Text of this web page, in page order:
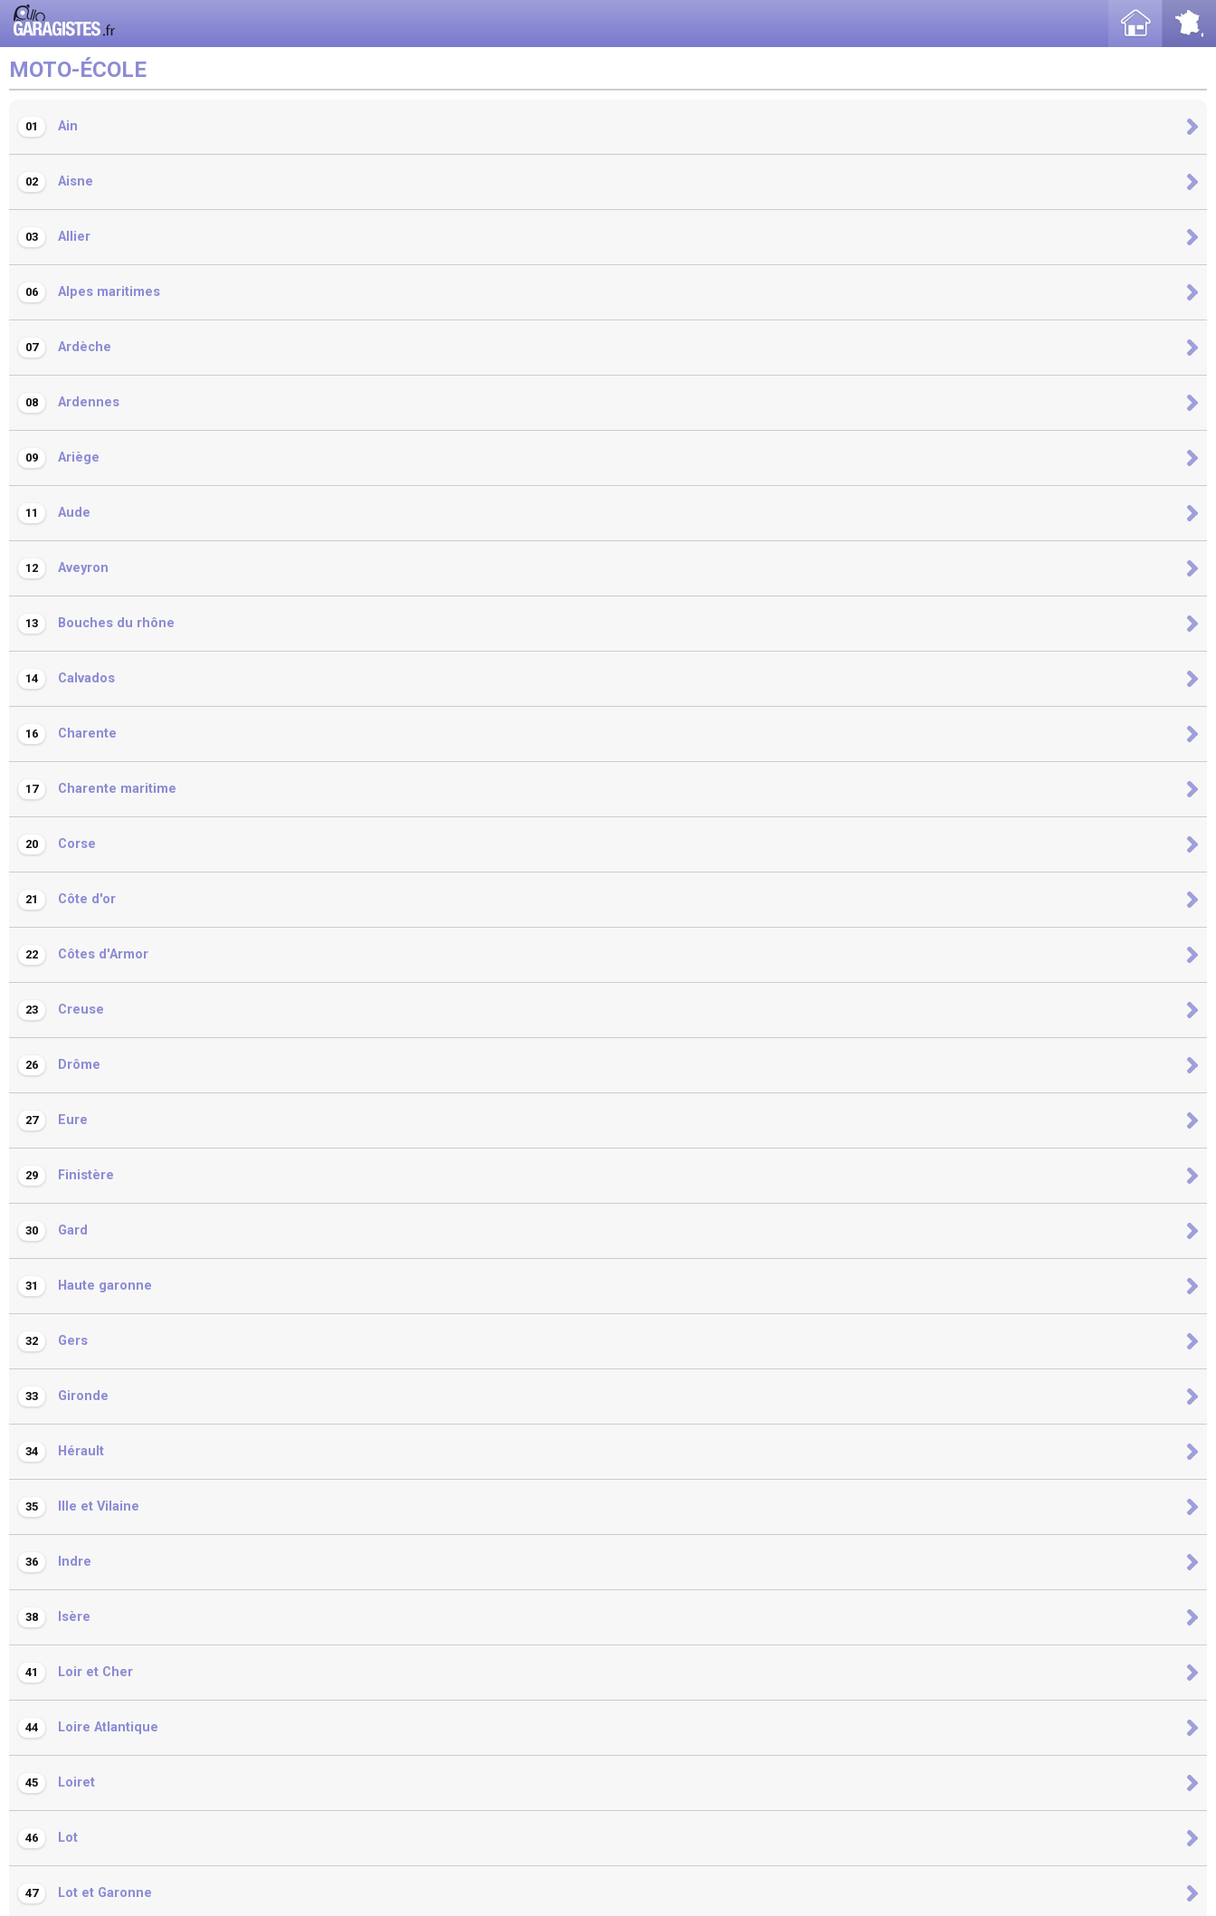
MOTO-ÉCOLE
01 Ain
02 Aisne
03 Allier
06 Alpes maritimes
07 Ardèche
08 Ardennes
09 Ariège
11 Aude
12 Aveyron
13 Bouches du rhône
14 Calvados
16 Charente
17 Charente maritime
20 Corse
21 Côte d'or
22 Côtes d'Armor
23 Creuse
26 Drôme
27 Eure
29 Finistère
30 Gard
31 Haute garonne
32 Gers
33 Gironde
34 Hérault
35 Ille et Vilaine
36 Indre
38 Isère
41 Loir et Cher
44 Loire Atlantique
45 Loiret
46 Lot
47 Lot et Garonne